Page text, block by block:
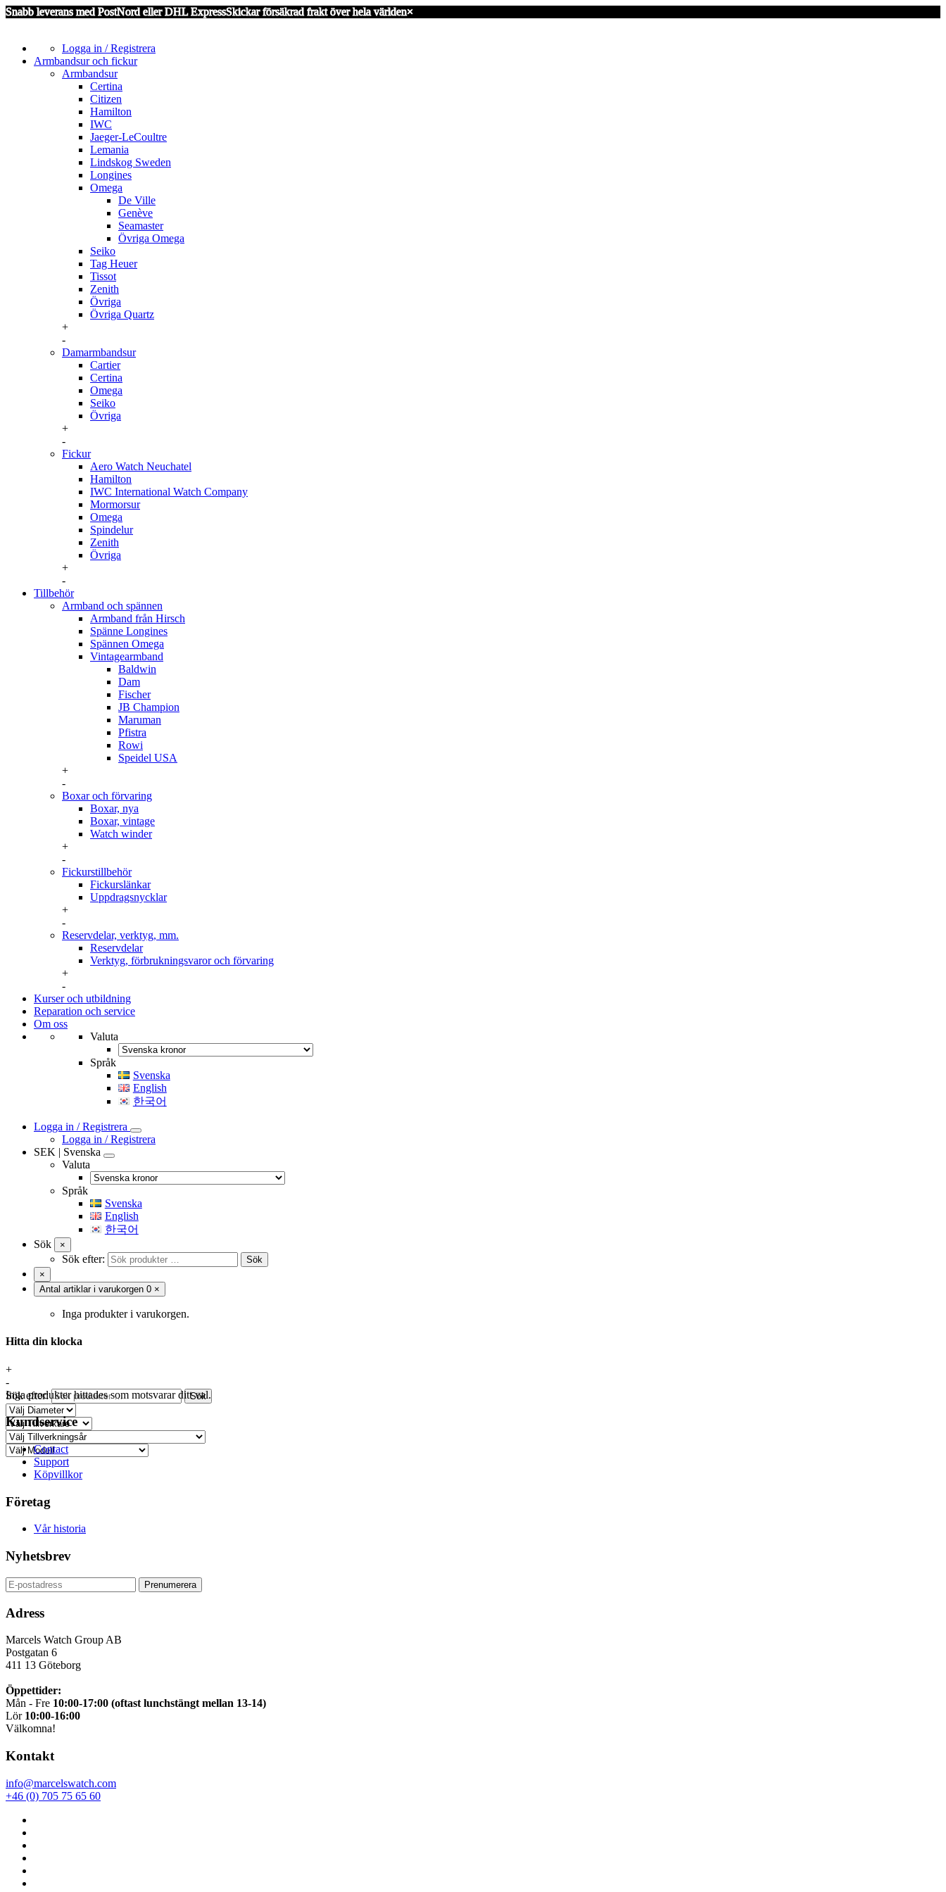
Snabb leverans med PostNord eller DHL ExpressSkickar försäkrad frakt över hela världen×
Logga in / Registrera
Armbandsur och fickur
Armbandsur
Certina
Citizen
Hamilton
IWC
Jaeger-LeCoultre
Lemania
Lindskog Sweden
Longines
Omega
De Ville
Genève
Seamaster
Övriga Omega
Seiko
Tag Heuer
Tissot
Zenith
Övriga
Övriga Quartz
+
-
Damarmbandsur
Cartier
Certina
Omega
Seiko
Övriga
+
-
Fickur
Aero Watch Neuchatel
Hamilton
IWC International Watch Company
Mormorsur
Omega
Spindelur
Zenith
Övriga
+
-
Tillbehör
Armband och spännen
Armband från Hirsch
Spänne Longines
Spännen Omega
Vintagearmband
Baldwin
Dam
Fischer
JB Champion
Maruman
Pfistra
Rowi
Speidel USA
+
-
Boxar och förvaring
Boxar, nya
Boxar, vintage
Watch winder
+
-
Fickurstillbehör
Fickurslänkar
Uppdragsnycklar
+
-
Reservdelar, verktyg, mm.
Reservdelar
Verktyg, förbrukningsvaror och förvaring
+
-
Kurser och utbildning
Reparation och service
Om oss
Valuta
Språk
Svenska
English
한국어
Logga in / Registrera
Logga in / Registrera
SEK | Svenska
Valuta
Språk
Svenska
English
한국어
Sök
×
Sök efter:
Sök
×
Antal artiklar i varukorgen 0 ×
Inga produkter i varukorgen.
Hitta din klocka
+
-
Sök efter:
Sök
Inga produkter hittades som motsvarar ditt val.
Kundservice
Contact
Support
Köpvillkor
Företag
Vår historia
Nyhetsbrev
Adress
Marcels Watch Group AB
Postgatan 6
411 13 Göteborg
Öppettider:
Mån - Fre 10:00-17:00 (oftast lunchstängt mellan 13-14)
Lör 10:00-16:00
Välkomna!
Kontakt
info@marcelswatch.com
+46 (0) 705 75 65 60